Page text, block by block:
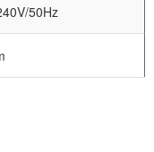
50Hz